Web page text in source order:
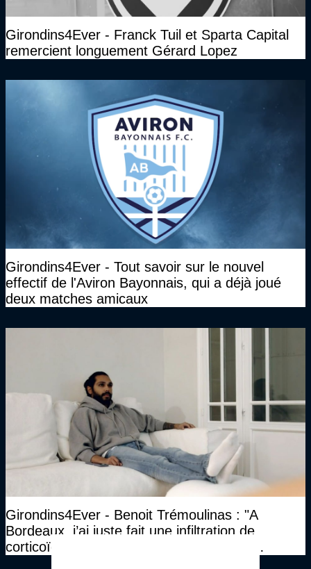
Girondins4Ever - Franck Tuil et Sparta Capital
remercient longuement Gérard Lopez
Girondins4Ever - Tout savoir sur le nouvel
effectif de l'Aviron Bayonnais, qui a déjà joué
deux matches amicaux
Girondins4Ever - Benoit Trémoulinas : "A
Bordeaux, j’ai juste fait une infiltration de
corticoïdes, et une infiltration de gel. Ca